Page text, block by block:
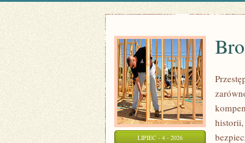
LIPIEC - 4 - 2026